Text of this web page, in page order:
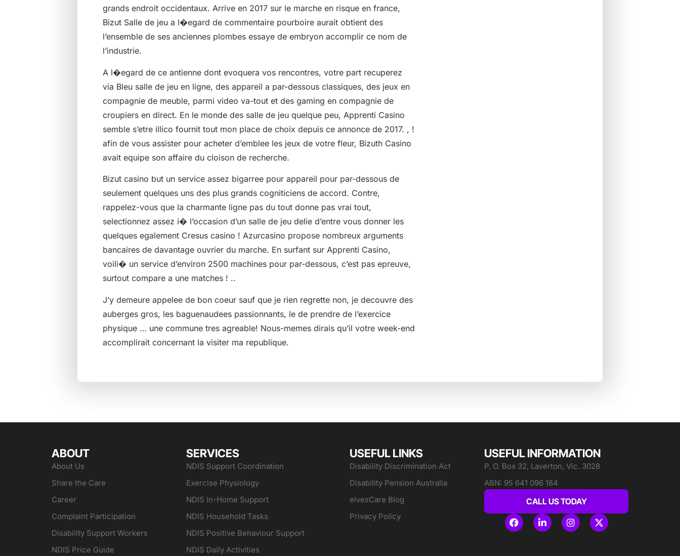
grands endroit occidentaux. Arrive en 2017 sur le marche en risque en france,
Bizut Salle de jeu a l�egard de commentaire pourboire aurait obtient des
l’ensemble de ses anciennes plombes essaye de embryon accomplir ce nom de
l’industrie.
A l�egard de ce antienne dont evoquera vos rencontres, votre part recuperez
via Bleu salle de jeu en ligne, des appareil a par-dessous classiques, des jeux en
compagnie de meuble, parmi video va-tout et des gaming en compagnie de
croupiers en direct. En le monde des salle de jeu quelque peu, Apprenti Casino
semble s’etre illico fournit tout mon place de choix depuis ce annonce de 2017. , !
afin de vous assister pour acheter d’emblee les jeux de votre fleur, Bizuth Casino
avait equipe son affaire du cloison de recherche.
Bizut casino but un service assez bigarree pour appareil pour par-dessous de
seulement quelques uns des plus grands cogniticiens de accord. Contre,
rappelez-vous que la charmante ligne pas du tout donne pas vrai tout,
selectionnez assez i� l’occasion d’un salle de jeu delie d’entre vous donner les
quelques egalement Cresus casino ! Azurcasino propose nombreux arguments
bancaires de davantage ouvrier du marche. En surfant sur Apprenti Casino,
voili� un service d’environ 2500 machines pour par-dessous, c’est pas epreuve,
surtout compare a une matches ! ..
J’y demeure appelee de bon coeur sauf que je rien regrette non, je decouvre des
auberges gros, les baguenaudees passionnants, le de prendre de l’exercice
physique … une commune tres agreable! Nous-memes dirais qu’il votre week-end
accomplirait concernant la visiter ma republique.
ABOUT
About Us
Share the Care
Career
Complaint Participation
Disability Support Workers
NDIS Price Guide
SERVICES
NDIS Support Coordination
Exercise Physiology
NDIS In-Home Support
NDIS Household Tasks
NDIS Positive Behaviour Support
NDIS Daily Activities
USEFUL LINKS
Disability Discrimination Act
Disability Pension Australia
elvesCare Blog
Privacy Policy
USEFUL INFORMATION
P. O. Box 32, Laverton, Vic. 3028
ABN: 95 641 096 184
CALL US TODAY